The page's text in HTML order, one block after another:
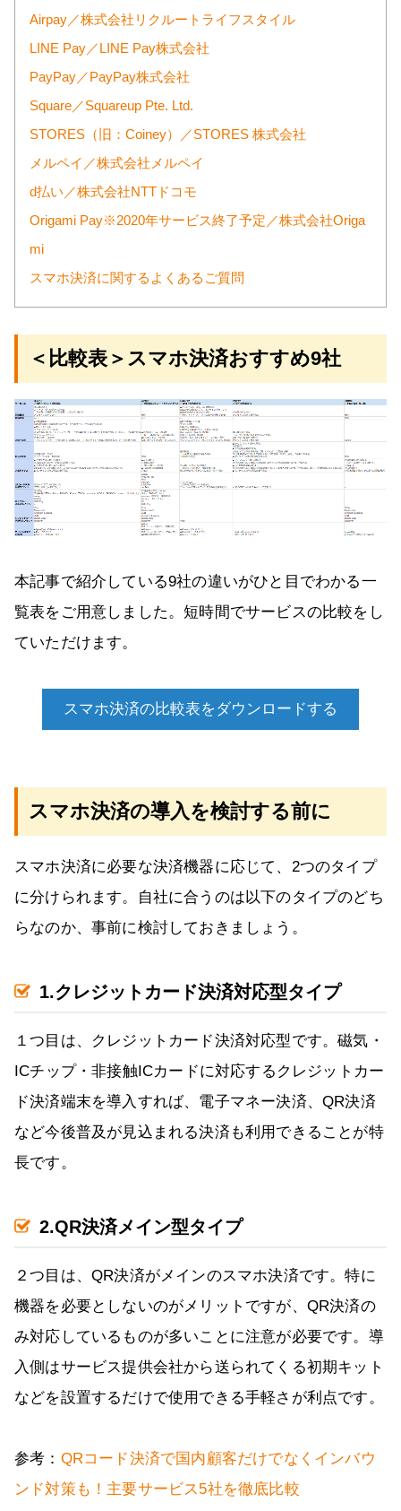
Airpay／株式会社リクルートライフスタイル
LINE Pay／LINE Pay株式会社
PayPay／PayPay株式会社
Square／Squareup Pte. Ltd.
STORES（旧：Coiney）／STORES 株式会社
メルペイ／株式会社メルペイ
d払い／株式会社NTTドコモ
Origami Pay※2020年サービス終了予定／株式会社Origa
mi
スマホ決済に関するよくあるご質問
＜比較表＞スマホ決済おすすめ9社
本記事で紹介している9社の違いがひと目でわかる一
覧表をご用意しました。短時間でサービスの比較をし
ていただけます。
スマホ決済の比較表をダウンロードする
スマホ決済の導入を検討する前に
スマホ決済に必要な決済機器に応じて、2つのタイプ
に分けられます。自社に合うのは以下のタイプのどち
らなのか、事前に検討しておきましょう。
1.クレジットカード決済対応型タイプ
１つ目は、クレジットカード決済対応型です。磁気・
ICチップ・非接触ICカードに対応するクレジットカー
ド決済端末を導入すれば、電子マネー決済、QR決済
など今後普及が見込まれる決済も利用できることが特
長です。
2.QR決済メイン型タイプ
２つ目は、QR決済がメインのスマホ決済です。特に
機器を必要としないのがメリットですが、QR決済の
み対応しているものが多いことに注意が必要です。導
入側はサービス提供会社から送られてくる初期キット
などを設置するだけで使用できる手軽さが利点です。
参考： QRコード決済で国内顧客だけでなくインバウ
ンド対策も！主要サービス5社を徹底比較